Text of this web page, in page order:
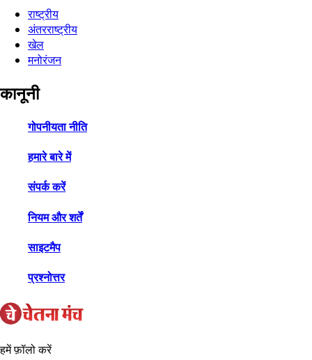
राष्ट्रीय
अंतरराष्ट्रीय
खेल
मनोरंजन
कानूनी
गोपनीयता नीति
हमारे बारे में
संपर्क करें
नियम और शर्तें
साइटमैप
प्रश्नोत्तर
हमें फ़ॉलो करें